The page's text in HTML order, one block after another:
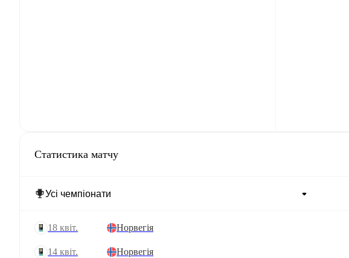
Статистика матчу
18 квіт. Норвегія
14 квіт. Норвегія